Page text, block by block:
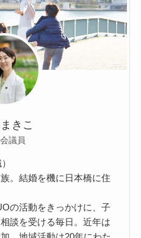
きこ
議員
。結婚を機に日本橋に住
の活動をきっかけに、子
談を受ける毎日。近年は